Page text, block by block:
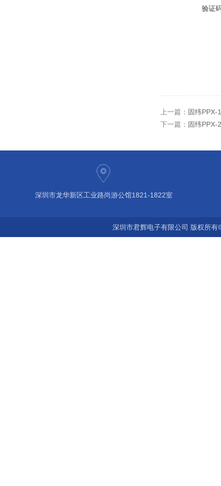
验证
上一篇： 固纬PPX-
下一篇： 固纬PPX-
深圳市龙华新区工业路尚游公馆1821-1822室
深圳市君辉电子有限公司 版权所